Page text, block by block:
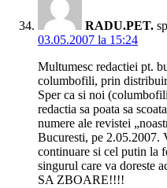
RADU.PET.
03.05.2007 la 15:24
Multumesc redactiei pt.
columbofili, prin
Sper ca si noi
redactia sa poata sa
numere ale revistei
Bucuresti, pe 2.05.2007.
continuare si cel putin la
singurul care va doreste
SA ZBOARE!!!!